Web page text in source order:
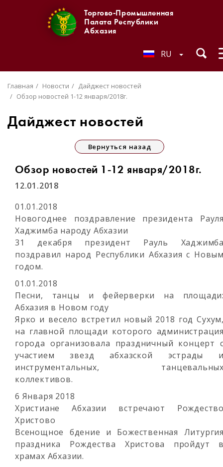
Торгово-Промышленная
Палата Республики
Абхазия
RU
Главная Новости
Дайджест новостей
Обзор новостей 1-12 января/2018г.
Дайджест новостей
Вернуться назад
Обзор новостей 1-12 января/2018г.
12.01.2018
01.01.2018
Новогоднее поздравление президента
Хаджимба народу Абхазии
31 декабря президент Рауль
поздравил народ Республики Абхазия с
годом.
01.01.2018
Песни, танцы и фейерверки на
Абхазия в Новом году
Ярко и весело встретил новый 2018 год
на главной площади которого
города организовала праздничный концерт
участием звезд абхазской эстрады
инструментальных,
коллективов.
6 Января 2018
Христиане Абхазии встречают
Христово
Всенощное бдение и Божественная
праздника Рождества Христова пройдут
храмах Абхазии.